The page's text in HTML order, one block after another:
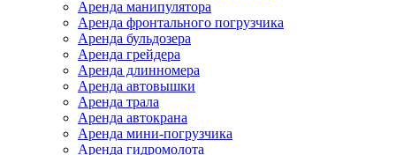
Аренда манипулятора
Аренда фронтального погрузчика
Аренда бульдозера
Аренда грейдера
Аренда длинномера
Аренда автовышки
Аренда трала
Аренда автокрана
Аренда мини-погрузчика
Аренда гидромолота